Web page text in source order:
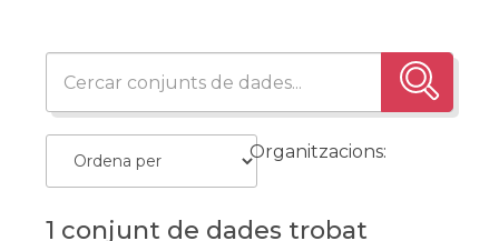
1 conjunt de dades trobat
Organitzacions: